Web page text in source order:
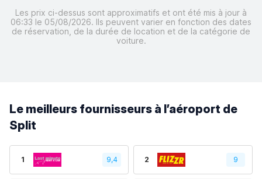
Les prix ci-dessus sont approximatifs et ont été mis à jour à
06:33 le 05/08/2026. Ils peuvent varier en fonction des dates
de réservation, de la durée de location et de la catégorie de
voiture.
Le meilleurs fournisseurs à l’aéroport de
Split
1 9,4 2 9